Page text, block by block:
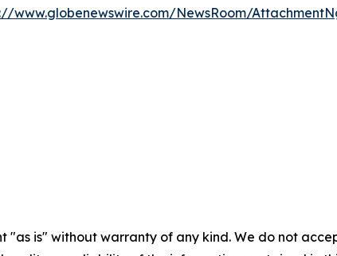
www.globenewswire.com/NewsRoom/
"as is" without warranty of any kind. We do not